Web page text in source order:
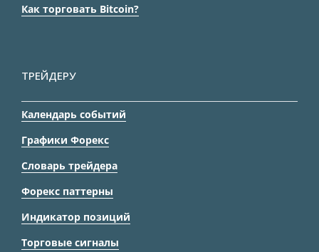
Как торговать Bitcoin?
ТРЕЙДЕРУ
Календарь событий
Графики Форекс
Словарь трейдера
Форекс паттерны
Индикатор позиций
Торговые сигналы